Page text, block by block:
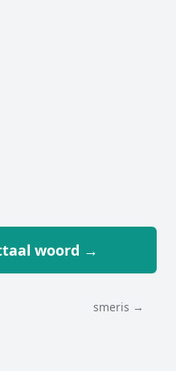
woord →
smeris →